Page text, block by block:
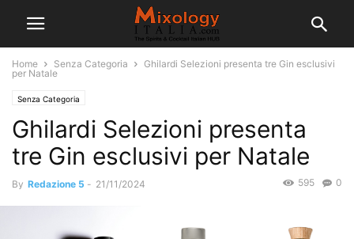
Home Senza Categoria
Ghilardi Selezioni presenta tre Gin esclusivi
per Natale
Senza Categoria
Ghilardi Selezioni presenta
tre Gin esclusivi per Natale
By Redazione 5 - 21/11/2024 0
595